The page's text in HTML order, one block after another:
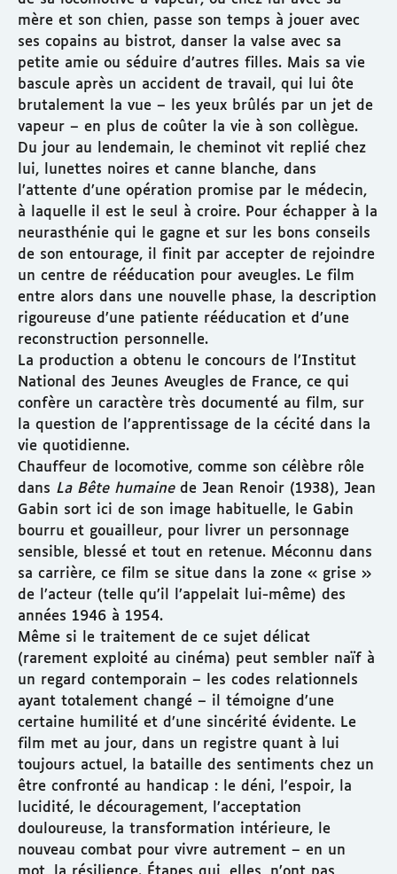
mère et son chien, passe son temps à jouer avec
ses copains au bistrot, danser la valse avec sa
petite amie ou séduire d’autres filles. Mais sa vie
bascule après un accident de travail, qui lui ôte
brutalement la vue – les yeux brûlés par un jet de
vapeur – en plus de coûter la vie à son collègue.
Du jour au lendemain, le cheminot vit replié chez
lui, lunettes noires et canne blanche, dans
l’attente d’une opération promise par le médecin,
à laquelle il est le seul à croire. Pour échapper à la
neurasthénie qui le gagne et sur les bons conseils
de son entourage, il finit par accepter de rejoindre
un centre de rééducation pour aveugles. Le film
entre alors dans une nouvelle phase, la description
rigoureuse d’une patiente rééducation et d’une
reconstruction personnelle.
La production a obtenu le concours de l’Institut
National des Jeunes Aveugles de France, ce qui
confère un caractère très documenté au film, sur
la question de l’apprentissage de la cécité dans la
vie quotidienne.
Chauffeur de locomotive, comme son célèbre rôle
dans La Bête humainede Jean Renoir (1938), Jean
Gabin sort ici de son image habituelle, le Gabin
bourru et gouailleur, pour livrer un personnage
sensible, blessé et tout en retenue. Méconnu dans
sa carrière, ce film se situe dans la zone « grise »
de l’acteur (telle qu’il l’appelait lui-même) des
années 1946 à 1954.
Même si le traitement de ce sujet délicat
(rarement exploité au cinéma) peut sembler naïf à
un regard contemporain – les codes relationnels
ayant totalement changé – il témoigne d’une
certaine humilité et d’une sincérité évidente. Le
film met au jour, dans un registre quant à lui
toujours actuel, la bataille des sentiments chez un
être confronté au handicap : le déni, l’espoir, la
lucidité, le découragement, l’acceptation
douloureuse, la transformation intérieure, le
nouveau combat pour vivre autrement – en un